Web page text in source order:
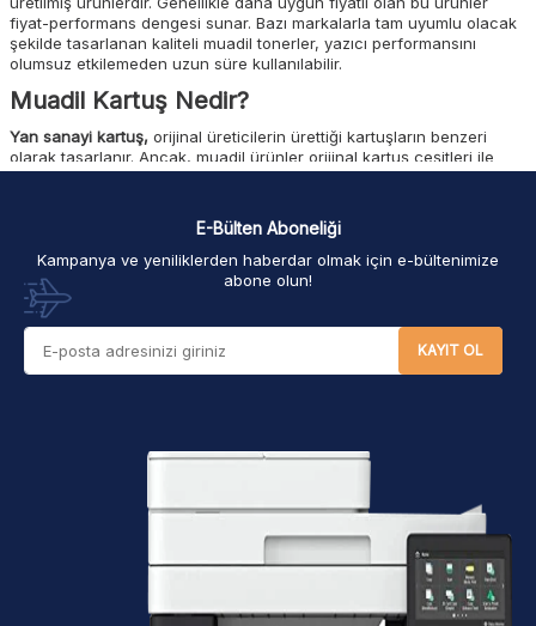
fiyat-performans dengesi sunar. Bazı markalarla tam uyumlu olacak
şekilde tasarlanan kaliteli muadil tonerler, yazıcı performansını
olumsuz etkilemeden uzun süre kullanılabilir.
Muadil Kartuş Nedir?
Yan sanayi kartuş, orijinal üreticilerin ürettiği kartuşların benzeri
olarak tasarlanır. Ancak, muadil ürünler orijinal kartuş çeşitleri ile
kıyaslandığında çok daha uygun fiyatlı olan alternatif kartuşlardır.
arayan tüketicilerin tercih ettiği muadil kartuşlar, güvenilir ve
Muadil kartuşlar, orijinal marka kartuşlara benzer kalitede baskı
yapabilecek şekilde donatılmış ürünlerdir. Performans olarak, muadil
ürünlerden orijinal kartuşlara benzer bir performans alınabilir. Muadil
kartuşlar, çeşitli marka ve model yazıcılarda kullanılabilmesinin yanı
sıra tüketicilere daha uygun fiyatlı satın alım imkanı sunar. Kullanılan
yazıcıya uygun doğru kartuşu seçmek önemlidir.
avantajı sunar. Muadil kartuşlar, orijinal üreticisinden farklı bir üretici
tarafından lazer ya da mürekkep püskürtmeli yazıcıların ilgili
modelleri ile uyumlu olarak çalışmak üzere tasarlanmıştır. Kullanımın
çok daha fazlasını vadeden muadil kartuş hem bütçeden tasarruf
sağlar hem de doğaya verilen zararı minimuma indirir. Toner Kartuş
web sitesi üzerinden satın alacağınız muadil kartuşlar da orijinal
E-Bülten Aboneliği
Kampanya ve yeniliklerden haberdar olmak için e-bültenimize
abone olun!
KAYIT OL